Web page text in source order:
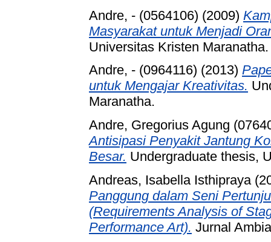
Andre, - (0564106) (2009)
Masyarakat untuk Menjadi
Universitas Kristen Maranatha.
Andre, - (0964116) (2013)
untuk Mengajar Kreativitas.
Maranatha.
Andre, Gregorius Agung
Antisipasi Penyakit Jantung
Besar. Undergraduate thesis,
Andreas, Isabella Isthipraya
Panggung dalam Seni
(Requirements Analysis of
Performance Art). Jurnal